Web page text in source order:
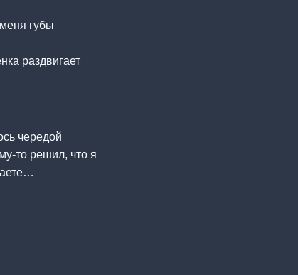
губы
раздвигает
чередой
то решил, что я